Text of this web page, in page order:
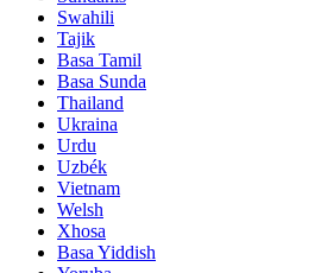
Swahili
Tajik
Basa Tamil
Basa Sunda
Thailand
Ukraina
Urdu
Uzbék
Vietnam
Welsh
Xhosa
Basa Yiddish